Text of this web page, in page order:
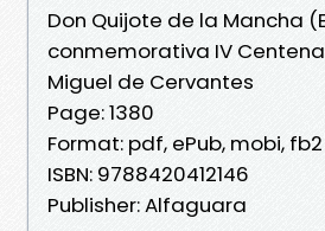
Don Quijote de la Mancha
conmemorativa IV
Miguel de Cervantes
Page: 1380
Format: pdf, ePub, mobi, fb2
ISBN: 9788420412146
Publisher: Alfaguara